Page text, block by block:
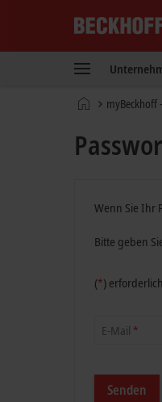
New
Technology
StartseitemyBeckhoff
Wenn Sie Ihr
Bitte geben
(*)
E-Mail *
Senden